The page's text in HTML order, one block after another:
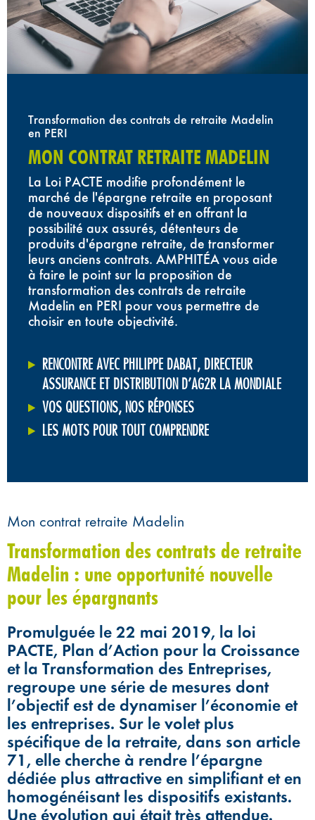
Transformation des contrats de retraite Madelin
en PERI
MON CONTRAT RETRAITE MADELIN
La Loi PACTE modifie profondément le
marché de l'épargne retraite en proposant
de nouveaux dispositifs et en offrant la
possibilité aux assurés, détenteurs de
produits d'épargne retraite, de transformer
leurs anciens contrats. AMPHITÉA vous aide
à faire le point sur la proposition de
transformation des contrats de retraite
Madelin en PERI pour vous permettre de
choisir en toute objectivité.
RENCONTRE AVEC PHILIPPE DABAT, DIRECTEUR
ASSURANCE ET DISTRIBUTION D’AG2R LA MONDIALE
VOS QUESTIONS, NOS RÉPONSES
LES MOTS POUR TOUT COMPRENDRE
Mon contrat retraite Madelin
Transformation des contrats de retraite
Madelin : une opportunité nouvelle
pour les épargnants
Promulguée le 22 mai 2019, la loi
PACTE, Plan d’Action pour la Croissance
et la Transformation des Entreprises,
regroupe une série de mesures dont
l’objectif est de dynamiser l’économie et
les entreprises. Sur le volet plus
spécifique de la retraite, dans son article
71, elle cherche à rendre l’épargne
dédiée plus attractive en simplifiant et en
homogénéisant les dispositifs existants.
Une évolution qui était très attendue.